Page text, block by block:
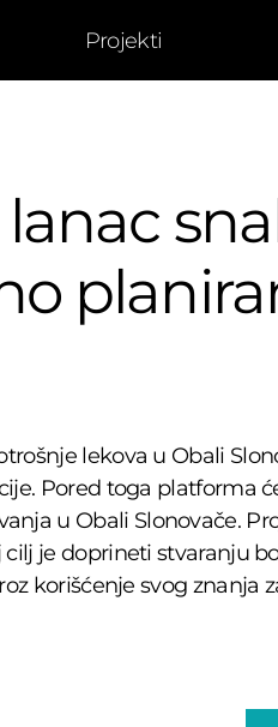
Projekti
lekova u Obali
Pored toga platforma
u Obali Slonovače.
je doprineti stvaranju
korišćenje svog znanja